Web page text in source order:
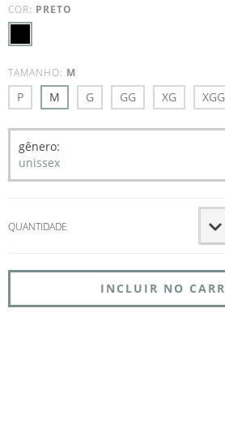
COR: PRETO
TAMANHO: M
P M G GG XG XGG
gênero:
unissex
QUANTIDADE